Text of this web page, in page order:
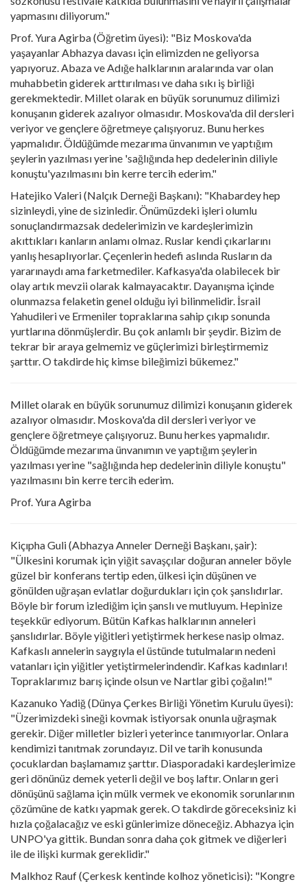
yapmasını diliyorum."
Prof. Yura Agirba (Öğretim üyesi): "Biz Moskova'da
yaşayanlar Abhazya davası için elimizden ne geliyorsa
yapıyoruz. Abaza ve Adığe halklarının aralarında var olan
muhabbetin giderek arttırılması ve daha sıkı iş birliği
gerekmektedir. Millet olarak en büyük sorunumuz dilimizi
konuşanın giderek azalıyor olmasıdır. Moskova'da dil dersleri
veriyor ve gençlere öğretmeye çalışıyoruz. Bunu herkes
yapmalıdır. Öldüğümde mezarıma ünvanımın ve yaptığım
şeylerin yazılması yerine 'sağlığında hep dedelerinin diliyle
konuştu'yazılmasını bin kerre tercih ederim."
Hatejiko Valeri (Nalçık Derneği Başkanı): "Khabardey hep
sizinleydi, yine de sizinledir. Önümüzdeki işleri olumlu
sonuçlandırmazsak dedelerimizin ve kardeşlerimizin
akıttıkları kanların anlamı olmaz. Ruslar kendi çıkarlarını
yanlış hesaplıyorlar. Çeçenlerin hedefi aslında Rusların da
yararınaydı ama farketmediler. Kafkasya'da olabilecek bir
olay artık mevzii olarak kalmayacaktır. Dayanışma içinde
olunmazsa felaketin genel olduğu iyi bilinmelidir. İsrail
Yahudileri ve Ermeniler topraklarına sahip çıkıp sonunda
yurtlarına dönmüşlerdir. Bu çok anlamlı bir şeydir. Bizim de
tekrar bir araya gelmemiz ve güçlerimizi birleştirmemiz
şarttır. O takdirde hiç kimse bileğimizi bükemez."
Millet olarak en büyük sorunumuz dilimizi konuşanın giderek
azalıyor olmasıdır. Moskova'da dil dersleri veriyor ve
gençlere öğretmeye çalışıyoruz. Bunu herkes yapmalıdır.
Öldüğümde mezarıma ünvanımın ve yaptığım şeylerin
yazılması yerine "sağlığında hep dedelerinin diliyle konuştu"
yazılmasını bin kerre tercih ederim.
Prof. Yura Agirba
Kiçıpha Guli (Abhazya Anneler Derneği Başkanı, şair):
"Ülkesini korumak için yiğit savaşçılar doğuran anneler böyle
güzel bir konferans tertip eden, ülkesi için düşünen ve
gönülden uğraşan evlatlar doğurdukları için çok şanslıdırlar.
Böyle bir forum izlediğim için şanslı ve mutluyum. Hepinize
teşekkür ediyorum. Bütün Kafkas halklarının anneleri
şanslıdırlar. Böyle yiğitleri yetiştirmek herkese nasip olmaz.
Kafkaslı annelerin saygıyla el üstünde tutulmaların nedeni
vatanları için yiğitler yetiştirmelerindendir. Kafkas kadınları!
Topraklarımız barış içinde olsun ve Nartlar gibi çoğalın!"
Kazanuko Yadiğ (Dünya Çerkes Birliği Yönetim Kurulu üyesi):
"Üzerimizdeki sineği kovmak istiyorsak onunla uğraşmak
gerekir. Diğer milletler bizleri yeterince tanımıyorlar. Onlara
kendimizi tanıtmak zorundayız. Dil ve tarih konusunda
çocuklardan başlamamız şarttır. Diasporadaki kardeşlerimize
geri dönünüz demek yeterli değil ve boş laftır. Onların geri
dönüşünü sağlama için mülk vermek ve ekonomik sorunlarının
çözümüne de katkı yapmak gerek. O takdirde göreceksiniz ki
hızla çoğalacağız ve eski günlerimize döneceğiz. Abhazya için
UNPO'ya gittik. Bundan sonra daha çok gitmek ve diğerleri
ile de ilişki kurmak gereklidir."
Malkhoz Rauf (Çerkesk kentinde kolhoz yöneticisi): "Kongre